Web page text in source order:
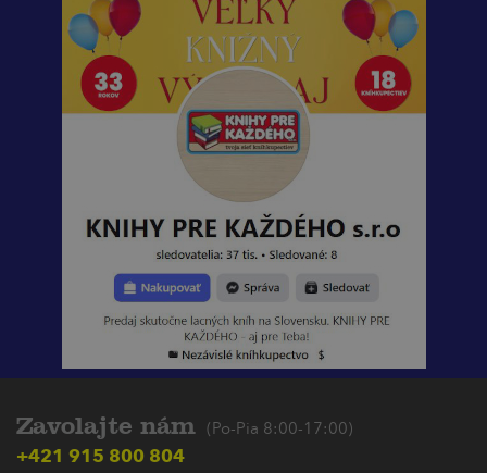
Zavolajte nám (Po-Pia 8:00-17:00)
+421 915 800 804